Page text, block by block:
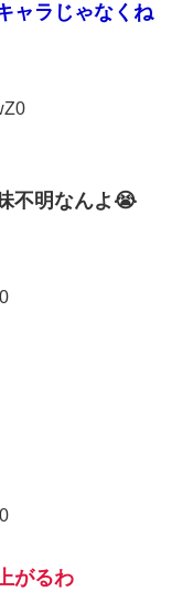
ャラじゃなくね
不明なんよ😭
がるわ